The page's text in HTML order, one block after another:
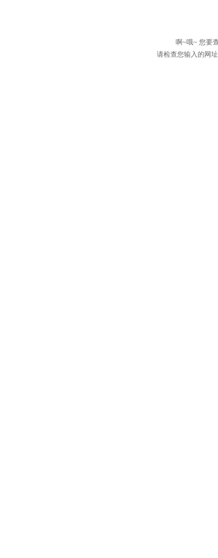
啊~哦~ 您要
请检查您输入的网